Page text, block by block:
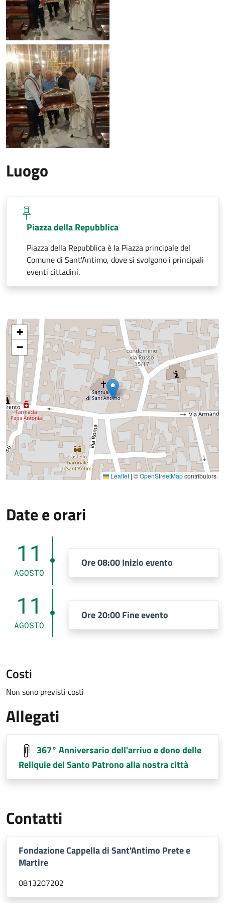
Luogo
Piazza della Repubblica
Piazza della Repubblica è la Piazza principale del
Comune di Sant'Antimo, dove si svolgono i principali
eventi cittadini.
+
−
Leaflet | ©OpenStreetMapcontributors
Date e orari
11
AGOSTO
Ore 08:00 Inizio evento
11
AGOSTO
Ore 20:00 Fine evento
Costi
Non sono previsti costi
Allegati
367° Anniversario dell'arrivo e dono delle
Reliquie del Santo Patrono alla nostra città
Contatti
Fondazione Cappella di Sant'Antimo Prete e
Martire
0813207202